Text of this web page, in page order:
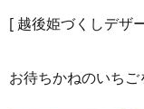
[ 越後姫づくしデザ
お待ちかねのいちご